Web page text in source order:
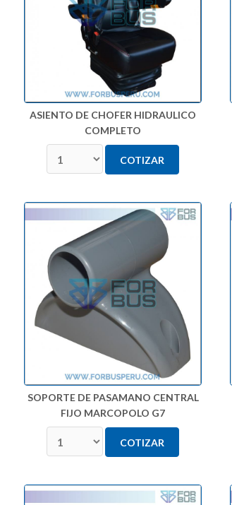
ASIENTO DE CHOFER HIDRAULICO
COMPLETO
COTIZAR
SOPORTE DE PASAMANO CENTRAL
FIJO MARCOPOLO G7
COTIZAR